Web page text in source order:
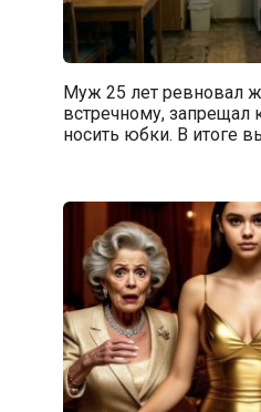
Муж 25 лет ревновал
встречному, запрещал
носить юбки. В итоге